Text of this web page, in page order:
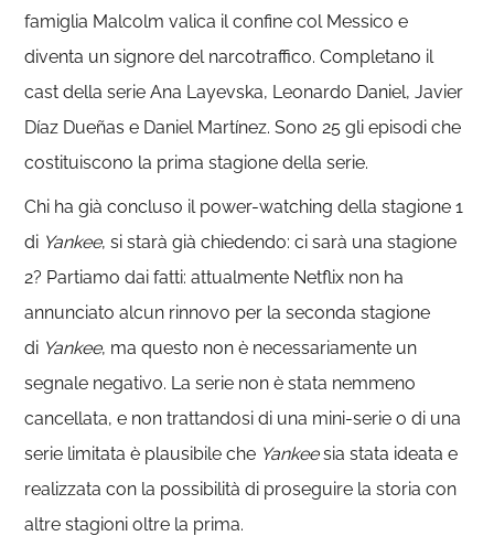
famiglia Malcolm valica il confine col Messico e
diventa un signore del narcotraffico. Completano il
cast della serie Ana Layevska, Leonardo Daniel, Javier
Díaz Dueñas e Daniel Martínez. Sono 25 gli episodi che
costituiscono la prima stagione della serie.
Chi ha già concluso il power-watching della stagione 1
di Yankee, si starà già chiedendo: ci sarà una stagione
2? Partiamo dai fatti: attualmente Netflix non ha
annunciato alcun rinnovo per la seconda stagione
di Yankee, ma questo non è necessariamente un
segnale negativo. La serie non è stata nemmeno
cancellata, e non trattandosi di una mini-serie o di una
serie limitata è plausibile che Yankeesia stata ideata e
realizzata con la possibilità di proseguire la storia con
altre stagioni oltre la prima.